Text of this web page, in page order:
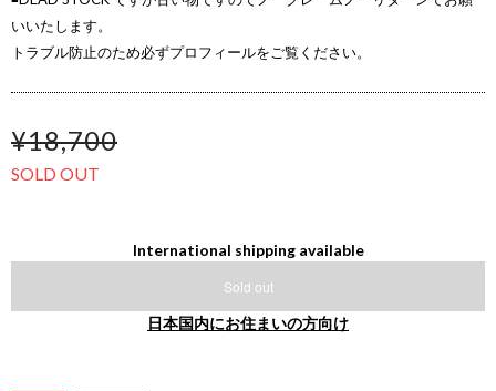
いいたします。
トラブル防止のため必ずプロフィールをご覧ください。
¥18,700
SOLD OUT
International shipping available
Sold out
日本国内にお住まいの方向け